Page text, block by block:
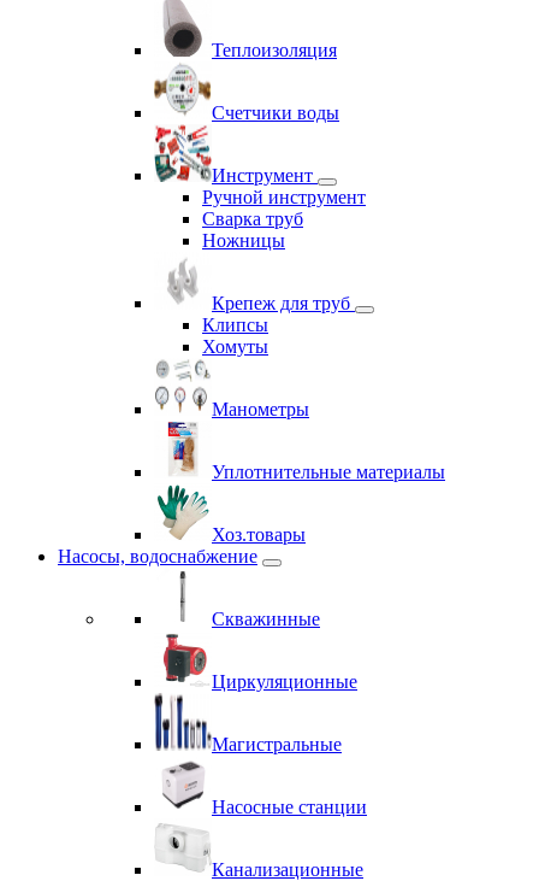
Теплоизоляция
Счетчики воды
Инструмент
Ручной инструмент
Сварка труб
Ножницы
Крепеж для труб
Клипсы
Хомуты
Манометры
Уплотнительные материалы
Хоз.товары
Насосы, водоснабжение
Скважинные
Циркуляционные
Магистральные
Насосные станции
Канализационные